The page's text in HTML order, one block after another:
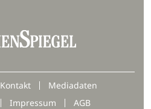
Kontakt
Mediadaten
Impressum AGB